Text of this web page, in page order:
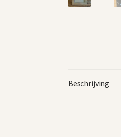
Beschrijving